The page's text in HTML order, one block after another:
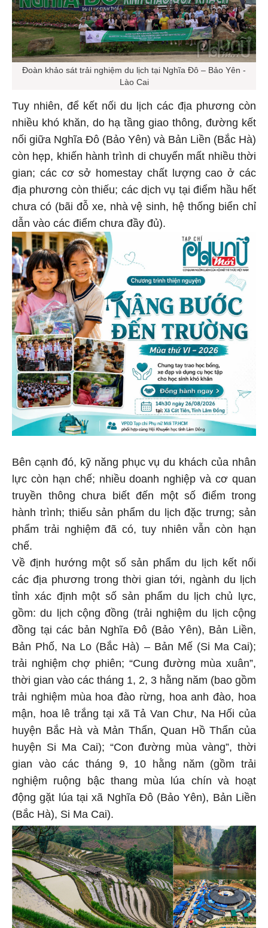
Đoàn khảo sát trải nghiệm du lịch tại Nghĩa Đô – Bảo Yên -
Lào Cai
Tuy nhiên, để kết nối du lịch các địa phương còn
nhiều khó khăn, do hạ tầng giao thông, đường kết
nối giữa Nghĩa Đô (Bảo Yên) và Bản Liền (Bắc Hà)
còn hẹp, khiến hành trình di chuyển mất nhiều thời
gian; các cơ sở homestay chất lượng cao ở các
địa phương còn thiếu; các dịch vụ tại điểm hầu hết
chưa có (bãi đỗ xe, nhà vệ sinh, hệ thống biển chỉ
dẫn vào các điểm chưa đầy đủ).
Bên cạnh đó, kỹ năng phục vụ du khách của nhân
lực còn hạn chế; nhiều doanh nghiệp và cơ quan
truyền thông chưa biết đến một số điểm trong
hành trình; thiếu sản phẩm du lịch đặc trưng; sản
phẩm trải nghiệm đã có, tuy nhiên vẫn còn hạn
chế.
Về định hướng một số sản phẩm du lịch kết nối
các địa phương trong thời gian tới, ngành du lịch
tỉnh xác định một số sản phẩm du lịch chủ lực,
gồm: du lịch cộng đồng (trải nghiệm du lịch cộng
đồng tại các bản Nghĩa Đô (Bảo Yên), Bản Liền,
Bản Phố, Na Lo (Bắc Hà) – Bản Mế (Si Ma Cai);
trải nghiệm chợ phiên; “Cung đường mùa xuân”,
thời gian vào các tháng 1, 2, 3 hằng năm (bao gồm
trải nghiệm mùa hoa đào rừng, hoa anh đào, hoa
mận, hoa lê trắng tại xã Tả Van Chư, Na Hối của
huyện Bắc Hà và Mản Thẩn, Quan Hồ Thẩn của
huyện Si Ma Cai); “Con đường mùa vàng”, thời
gian vào các tháng 9, 10 hằng năm (gồm trải
nghiệm ruộng bậc thang mùa lúa chín và hoạt
động gặt lúa tại xã Nghĩa Đô (Bảo Yên), Bản Liền
(Bắc Hà), Si Ma Cai).